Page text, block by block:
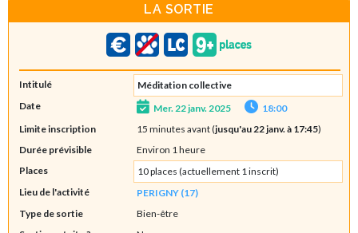
LA SORTIE
Intitulé
Méditation collective
Date
Mer. 22 janv. 2025
18:00
Limite inscription
15 minutes avant (jusqu'au 22 janv. à 17:45)
Durée prévisible
Environ 1 heure
Places
10 places (actuellement 1 inscrit)
Lieu de l'activité
PERIGNY (17)
Type de sortie
Bien-être